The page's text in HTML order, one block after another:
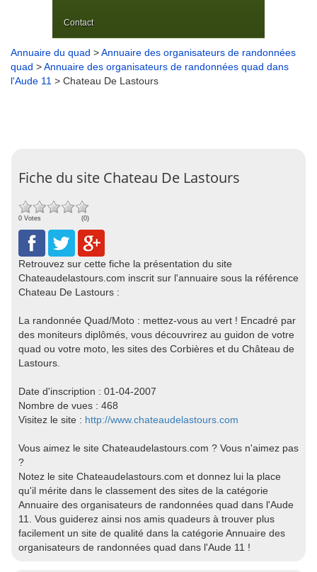
Contact
Annuaire du quad >Annuaire des organisateurs de randonnées
quad >Annuaire des organisateurs de randonnées quad dans
l'Aude 11 > Chateau De Lastours
Fiche du site Chateau De Lastours
0 Votes (0)
Retrouvez sur cette fiche la présentation du site
Chateaudelastours.com inscrit sur l'annuaire sous la référence
Chateau De Lastours :
La randonnée Quad/Moto : mettez-vous au vert ! Encadré par
des moniteurs diplômés, vous découvrirez au guidon de votre
quad ou votre moto, les sites des Corbières et du Château de
Lastours.
Date d'inscription : 01-04-2007
Nombre de vues : 468
Visitez le site : http://www.chateaudelastours.com
Vous aimez le site Chateaudelastours.com ? Vous n'aimez pas
?
Notez le site Chateaudelastours.com et donnez lui la place
qu'il mérite dans le classement des sites de la catégorie
Annuaire des organisateurs de randonnées quad dans l'Aude
11. Vous guiderez ainsi nos amis quadeurs à trouver plus
facilement un site de qualité dans la catégorie Annuaire des
organisateurs de randonnées quad dans l'Aude 11 !